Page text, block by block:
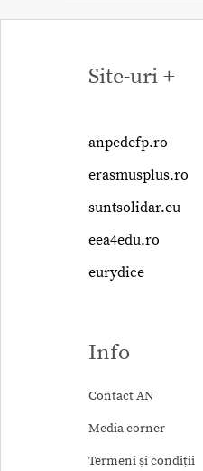
Site-uri +
anpcdefp.ro
erasmusplus.ro
suntsolidar.eu
eea4edu.ro
eurydice
Info
Contact AN
Media corner
Termeni și condiții